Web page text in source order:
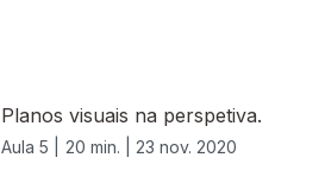
Planos visuais na perspetiva.
Aula 5 | 20 min. | 23 nov. 2020